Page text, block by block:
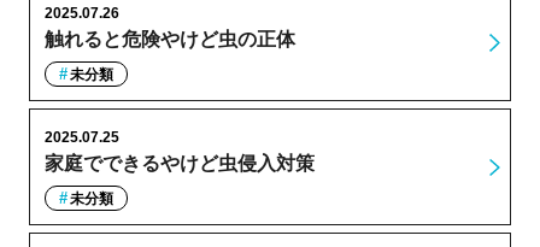
触れると危険やけど虫の正体
2025.07.26
未分類
家庭でできるやけど虫侵入対策
2025.07.25
未分類